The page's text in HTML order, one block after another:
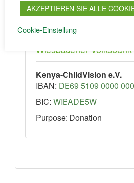
Wiesbadener Volksbank
Kenya-ChildVision e.V.
IBAN: DE69 5109 0000
BIC: WIBADE5W
Purpose: Donation
AKZEPTIEREN SIE ALLE
Cookie-Einstellung